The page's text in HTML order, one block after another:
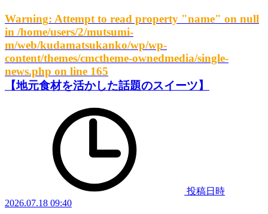
Warning: Attempt to read property "name" on null
in /home/users/2/mutsumi-
m/web/kudamatsukanko/wp/wp-
content/themes/cmctheme-ownedmedia/single-
news.php on line 165
【地元食材を活かした話題のスイーツ】
投稿日時
2026.07.18 09:40